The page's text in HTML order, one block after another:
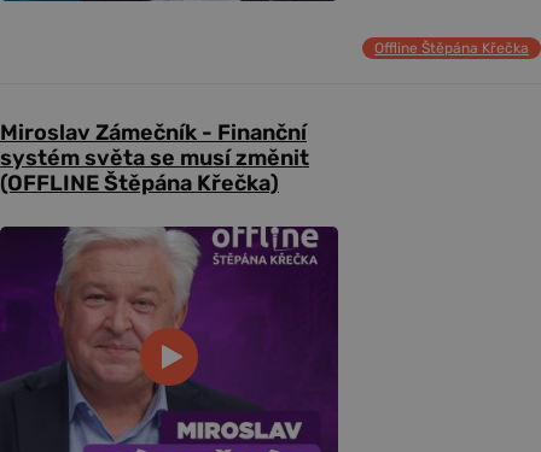
Offline Štěpána Křečka
Miroslav Zámečník - Finanční
systém světa se musí změnit
(OFFLINE Štěpána Křečka)